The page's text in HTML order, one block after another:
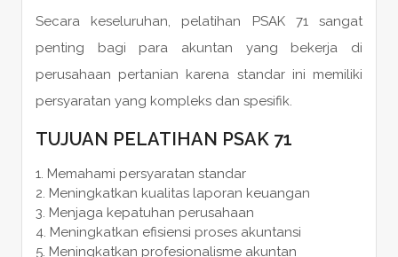
Secara keseluruhan, pelatihan PSAK 71 sangat
penting bagi para akuntan yang bekerja di
perusahaan pertanian karena standar ini memiliki
persyaratan yang kompleks dan spesifik.
TUJUAN PELATIHAN PSAK 71
Memahami persyaratan standar
Meningkatkan kualitas laporan keuangan
Menjaga kepatuhan perusahaan
Meningkatkan efisiensi proses akuntansi
Meningkatkan profesionalisme akuntan